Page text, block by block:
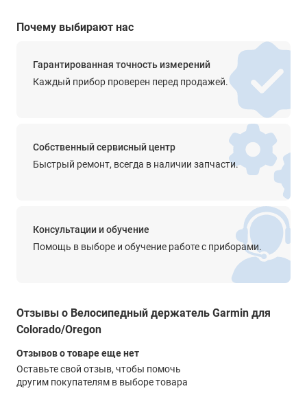
Почему выбирают нас
Гарантированная точность измерений
Каждый прибор проверен перед продажей.
Собственный сервисный центр
Быстрый ремонт, всегда в наличии запчасти.
Консультации и обучение
Помощь в выборе и обучение работе с приборами.
Отзывы о Велосипедный держатель Garmin для
Colorado/Oregon
Отзывов о товаре еще нет
Оставьте свой отзыв, чтобы помочь
другим покупателям в выборе товара